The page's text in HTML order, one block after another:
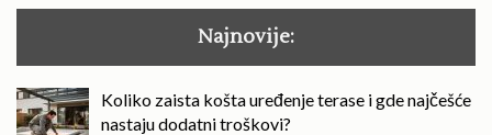
Najnovije:
Koliko zaista košta uređenje terase i gde najčešće
nastaju dodatni troškovi?